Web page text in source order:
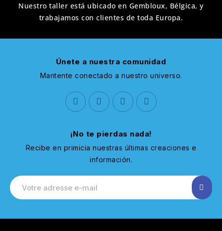
Nuestro taller está ubicado en Gembloux, Bélgica, y
trabajamos con clientes de toda Europa.
Únete a nuestra comunidad
Mantente conectado a nuestro universo.
¡No te pierdas nada!
Recibe en primicia nuestras últimas creaciones e
información.